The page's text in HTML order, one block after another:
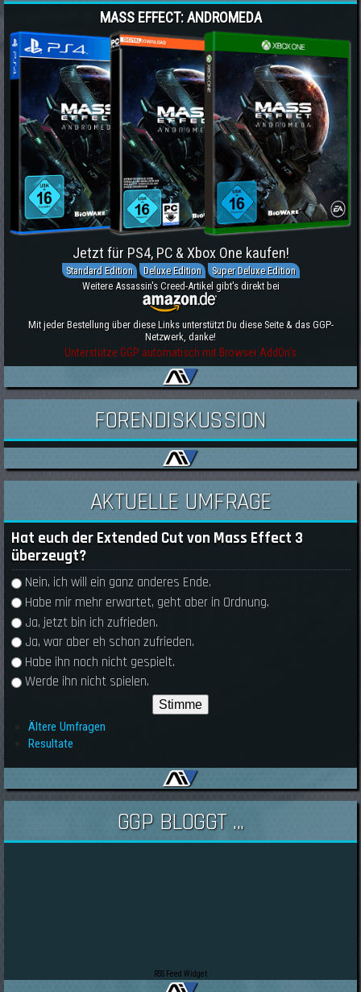
MASS EFFECT: ANDROMEDA
Jetzt für PS4, PC & Xbox One kaufen!
Standard Edition Deluxe Edition
Super Deluxe Edition
Weitere Assassin's Creed-Artikel gibt's direkt bei
Mit jeder Bestellung über diese Links unterstützt Du diese Seite & das GGP-
Netzwerk, danke!
Unterstütze GGP automatisch mit Browser AddOn's
FORENDISKUSSION
AKTUELLE UMFRAGE
Hat euch der Extended Cut von Mass Effect 3
überzeugt?
Auswahlmöglichkeiten
Nein, ich will ein ganz anderes Ende.
Habe mir mehr erwartet, geht aber in Ordnung.
Ja, jetzt bin ich zufrieden.
Ja, war aber eh schon zufrieden.
Habe ihn noch nicht gespielt.
Werde ihn nicht spielen.
Ältere Umfragen
Resultate
GGP BLOGGT ...
RSS Feed Widget